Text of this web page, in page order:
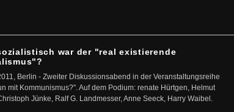
war der "real existierende
Berlin - Zweiter Diskussionsabend in der Veranstaltungsreihe
mit Kommunismus?". Auf dem Podium: renate Hürtgen, Helmut
Jünke, Ralf G. Landmesser, Anne Seeck, Harry Waibel.